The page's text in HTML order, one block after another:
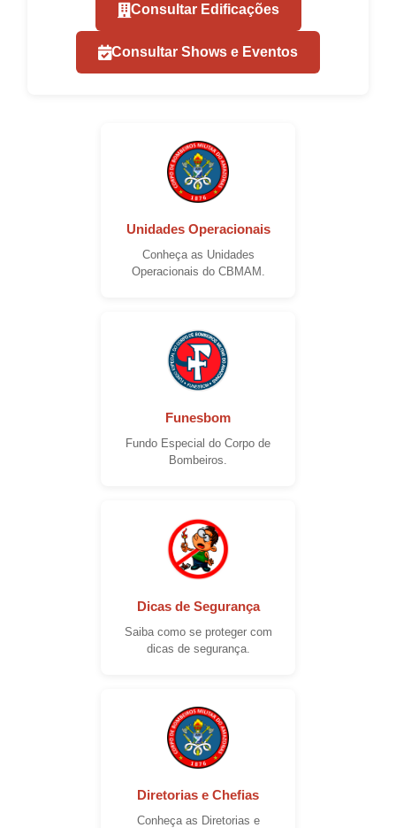
Consultar Edificações
Consultar Shows e Eventos
Unidades Operacionais
Conheça as Unidades
Operacionais do CBMAM.
Funesbom
Fundo Especial do Corpo de
Bombeiros.
Dicas de Segurança
Saiba como se proteger com
dicas de segurança.
Diretorias e Chefias
Conheça as Diretorias e